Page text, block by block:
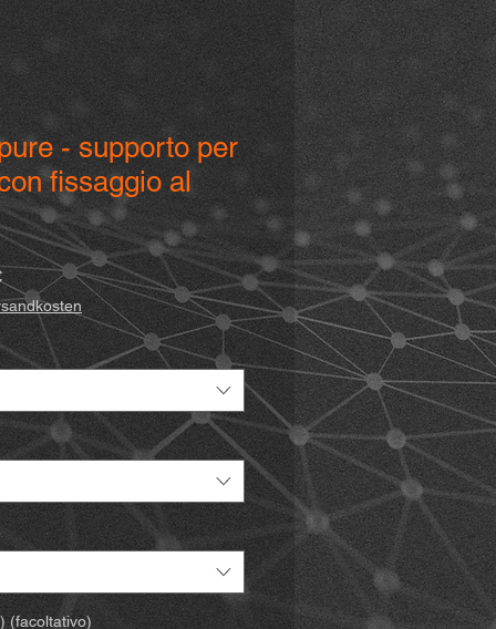
- supporto per
fissaggio al
Prezzo
scontato
(facoltativo)